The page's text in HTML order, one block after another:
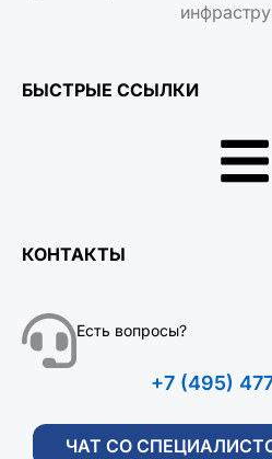
БЫСТРЫЕ ССЫЛКИ
КОНТАКТЫ
Есть вопросы?
+7 (495)
ЧАТ СО